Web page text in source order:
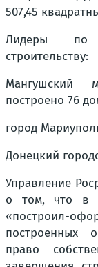
507,45
Лидеры по
строительству:
Мангушский
построено 76
город
Донецкий
Управление
о том, что в
«построил-
построенных
право